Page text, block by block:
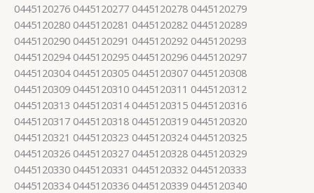
0445120276 0445120277 0445120278 0445120279
0445120280 0445120281 0445120282 0445120289
0445120290 0445120291 0445120292 0445120293
0445120294 0445120295 0445120296 0445120297
0445120304 0445120305 0445120307 0445120308
0445120309 0445120310 0445120311 0445120312
0445120313 0445120314 0445120315 0445120316
0445120317 0445120318 0445120319 0445120320
0445120321 0445120323 0445120324 0445120325
0445120326 0445120327 0445120328 0445120329
0445120330 0445120331 0445120332 0445120333
0445120334 0445120336 0445120339 0445120340